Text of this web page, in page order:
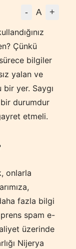
- A
+
Çünkü
bilgiler
yalan ve
yer. Saygı
durumdur
etmeli.
onlarla
fazla bilgi
prens spam e-
üzerinde
Nijerya